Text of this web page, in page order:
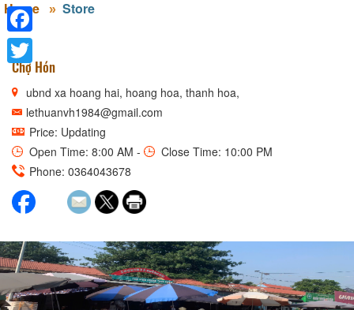
Home Store
Chợ Hón
ubnd xa hoang hai, hoang hoa, thanh hoa,
lethuanvh1984@gmail.com
Price: Updating
Open Time: 8:00 AM -
Close Time: 10:00 PM
Phone: 0364043678
Facebook
Twitter